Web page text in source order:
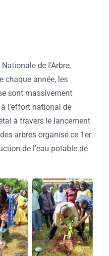
de l’Arbre,
chaque année, les
sont massivement
l’effort national de
à travers le lancement
arbres organisé ce 1er
de l’eau potable de